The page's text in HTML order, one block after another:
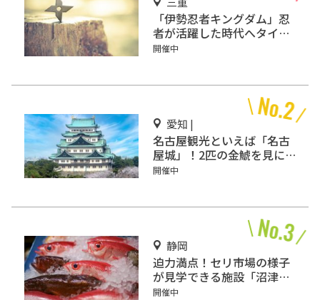
「伊勢忍者キングダム」忍
者が活躍した時代へタイム
スリップ!?
開催中
愛知 |
名古屋観光といえば「名古
屋城」！2匹の金鯱を見に
行こう
開催中
静岡
迫力満点！セリ市場の様子
が見学できる施設「沼津魚
市場 INO」
開催中